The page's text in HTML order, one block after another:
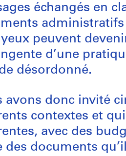
échangés en
administratifs
peuvent
d’une
désordonné.
avons donc invité
contextes et
avec des
des documents